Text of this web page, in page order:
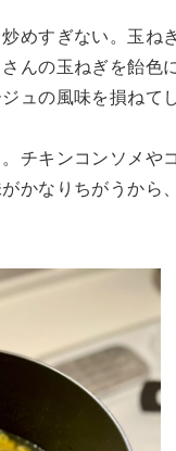
めすぎない。玉ね
んの玉ねぎを飴色
ュの風味を損ねて
チキンコンソメや
かなりちがうから